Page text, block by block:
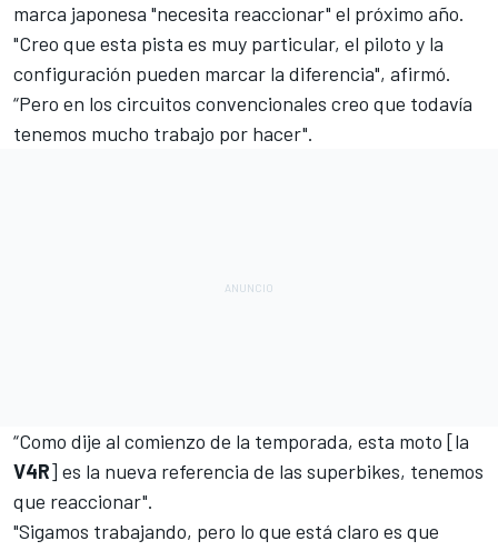
marca japonesa "necesita reaccionar" el próximo año.
"Creo que esta pista es muy particular, el piloto y la
configuración pueden marcar la diferencia", afirmó.
“Pero en los circuitos convencionales creo que todavía
tenemos mucho trabajo por hacer".
“Como dije al comienzo de la temporada, esta moto [la
V4R] es la nueva referencia de las superbikes, tenemos
que reaccionar".
"Sigamos trabajando, pero lo que está claro es que